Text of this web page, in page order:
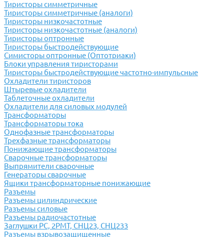
Тиристоры симметричные
Тиристоры симметричные (аналоги)
Тиристоры низкочастотные
Тиристоры низкочастотные (аналоги)
Тиристоры оптронные
Тиристоры быстродействующие
Симисторы оптронные (Оптотриаки)
Блоки управления тиристорами
Тиристоры быстродействующие частотно-импульсные
Охладители тиристоров
Штыревые охладители
Таблеточные охладители
Охладители для силовых модулей
Трансформаторы
Трансформаторы тока
Однофазные трансформаторы
Трехфазные трансформаторы
Понижающие трансформаторы
Сварочные трансформаторы
Выпрямители сварочные
Генераторы сварочные
Ящики трансформаторные понижающие
Разъемы
Разъемы цилиндрические
Разъемы силовые
Разъемы радиочастотные
Заглушки РС, 2РМТ, СНЦ23, СНЦ233
Разъемы взрывозащищенные